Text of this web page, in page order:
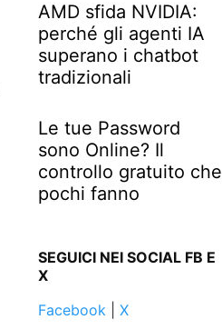
AMD sfida NVIDIA:
perché gli agenti IA
superano i chatbot
tradizionali
Le tue Password
sono Online? Il
controllo gratuito che
pochi fanno
SEGUICI NEI SOCIAL FB E
X
Facebook| X